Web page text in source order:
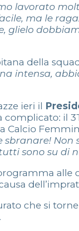
lavorato
ma le
glielo
della
intensa,
ieri il
il
Calcio
sbranare!
sono su di
alle
che si